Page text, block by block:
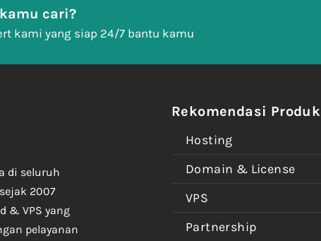
cari?
kami yang siap 24/7 bantu kamu
di seluruh
2007
& VPS yang
pelayanan
Rekomendasi Produk
Hosting
Domain & License
VPS
Partnership